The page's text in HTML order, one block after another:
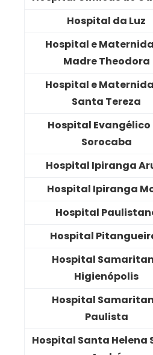
Hospital da Luz
Hospital e
Madre Theodora
Hospital e
Santa Tereza
Hospital Evangélico
Sorocaba
Hospital Ipiranga
Hospital Ipiranga
Hospital
Hospital
Hospital
Higienópolis
Hospital
Paulista
Hospital Santa Helena